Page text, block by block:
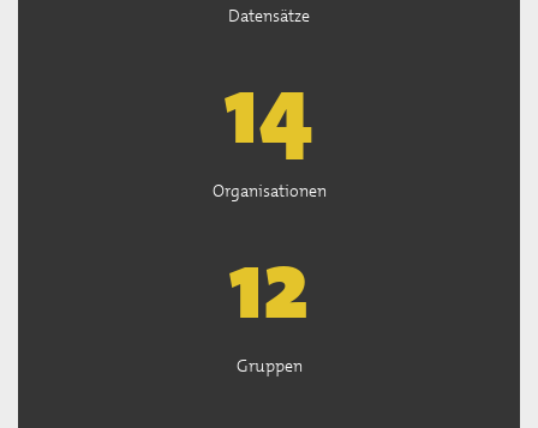
Datensätze
14
Organisationen
13
Gruppen